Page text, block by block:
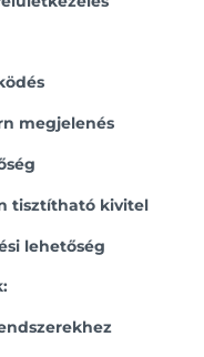
megjelenés
tisztítható kivitel
lehetőség